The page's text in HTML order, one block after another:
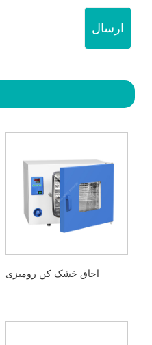
ارسال
اجاق خشک کن رومیزی